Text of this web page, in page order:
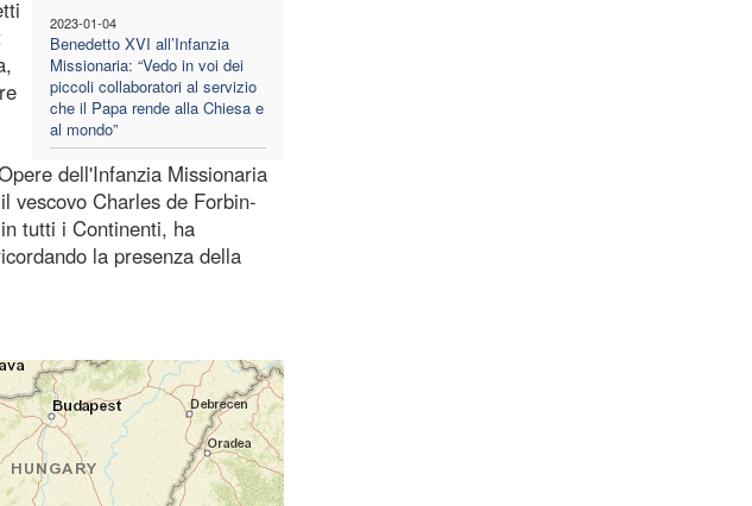
2023-01-04
Benedetto XVI all’Infanzia
Missionaria: “Vedo in voi dei
piccoli collaboratori al servizio
che il Papa rende alla Chiesa e
al mondo”
dell'Infanzia Missionaria
vescovo Charles de Forbin-
tutti i Continenti, ha
la presenza della